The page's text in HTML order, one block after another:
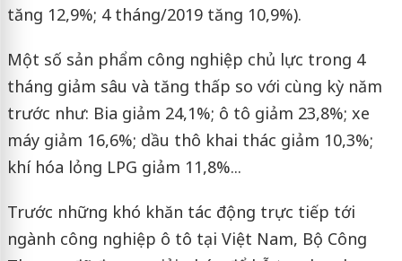
tăng 12,9%; 4 tháng/2019 tăng 10,9%).
Một số sản phẩm công nghiệp chủ lực trong 4
tháng giảm sâu và tăng thấp so với cùng kỳ năm
trước như: Bia giảm 24,1%; ô tô giảm 23,8%; xe
máy giảm 16,6%; dầu thô khai thác giảm 10,3%;
khí hóa lỏng LPG giảm 11,8%...
Trước những khó khăn tác động trực tiếp tới
ngành công nghiệp ô tô tại Việt Nam, Bộ Công